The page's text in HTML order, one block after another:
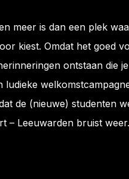
meer is dan een plek
kiest. Omdat het goed
ontstaan die
ludieke
de (nieuwe) studenten
– Leeuwarden bruist